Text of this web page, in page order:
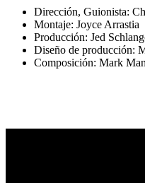
Dirección, Guionista:
Montaje: Joyce Arrastia
Producción: Jed
Diseño de producción:
Composición: Mark